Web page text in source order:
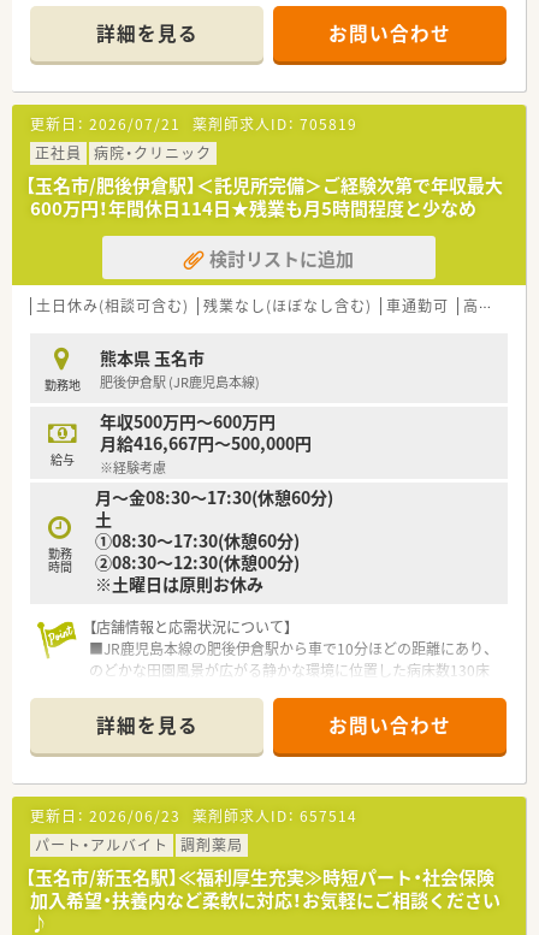
40枚から50枚ほどとなっています。
■薬局内は常勤の薬剤師が2名と医療事務スタッフが在籍してお
り、在宅業務にも対応している環境です。
【法人特徴について】
■山口県に7店舗、熊本県に3店舗の合計10店舗の調剤薬局を展
開している安定した法人です。
■社長をはじめとした役員の全員が薬剤師免許を保有しており、
現場の苦労を深く理解しています。
■地域に貢献し共に成長することを理念に掲げており、介護事業
を通じた包括ケアにも注力しています。
【こんな取り組みをしています】
■全社員でコミュニケーションツールのアプリを導入し、タイム
■社長が薬剤師会に携わっているため、法改正や業界の最新トピ
ックがいち早く現場へ共有されます。
■管理薬剤師の提案により、自動分割調剤機や最新の監査システ
ムを積極的に導入しています。
詳細を見る お問い合わせ
更新日： 2026/07/21 薬剤師求人ID： 705819
正社員
病院・クリニック
【玉名市/肥後伊倉駅】＜託児所完備＞ご経験次第で年収最大
600万円！年間休日114日★残業も月5時間程度と少なめ
検討リストに追加
土日休み(相談可含む) 残業なし(ほぼなし含む) 車通勤可 高給与(600万円以上)
勤務地
熊本県 玉名市
肥後伊倉駅 (JR鹿児島本線)
給与
年収500万円～600万円
月給416,667円～500,000円
※経験考慮
勤務
時間
月～金08:30～17:30(休憩60分)
土
①08:30～17:30(休憩60分)
②08:30～12:30(休憩00分)
※土曜日は原則お休み
【店舗情報と応需状況について】
■JR鹿児島本線の肥後伊倉駅から車で10分ほどの距離にあり、
のどかな田園風景が広がる静かな環境に位置した病床数130床
■内科や循環器科など複数科目を1日15名ほど応需しており、
2024年12月より電子カルテの運用も開始されました。
■常勤薬剤師2名と非常勤1名に加え助手3名が在籍しており、現
在は欠員補充のため急募にて採用を強化しています。
【法人特徴について】
■地域の医療と介護を支える体制を構築しており、回復期リハビ
リテーションや慢性期医療に強みを持つ法人です。
■病院の他に複数の介護関連施設を運営しており、地域の診療所
や急性期病院とも密な連携体制を整えています。
詳細を見る お問い合わせ
更新日： 2026/06/23 薬剤師求人ID： 657514
パート・アルバイト
調剤薬局
【玉名市/新玉名駅】≪福利厚生充実≫時短パート・社会保険
加入希望・扶養内など柔軟に対応！お気軽にご相談ください
♪